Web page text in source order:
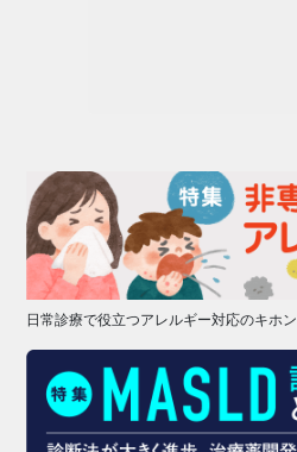
日常診療で役立つアレルギー対応のキホン